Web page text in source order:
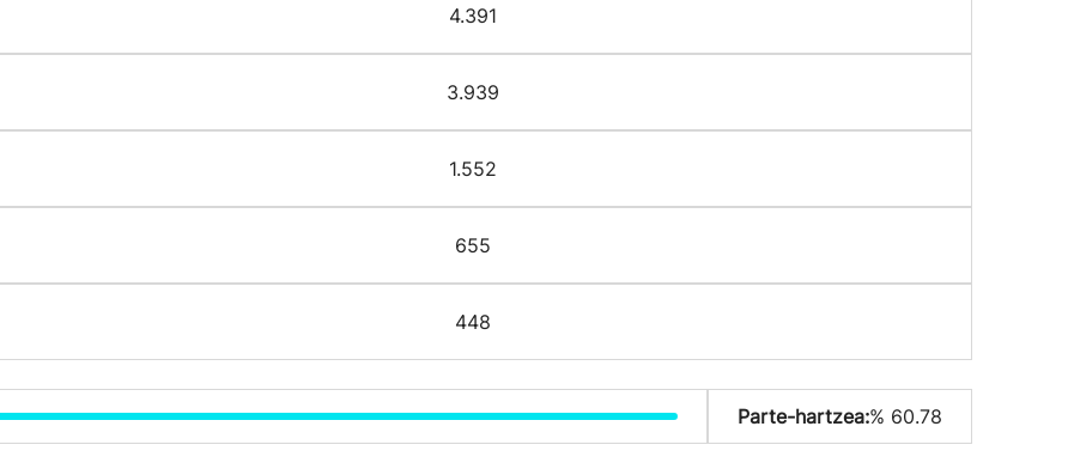
4.391
3.939
1.552
655
448
Parte-hartzea:% 60.78